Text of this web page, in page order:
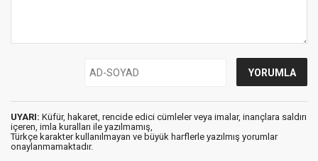
UYARI: Küfür, hakaret, rencide edici cümleler veya imalar, inançlara saldırı
içeren, imla kuralları ile yazılmamış,
Türkçe karakter kullanılmayan ve büyük harflerle yazılmış yorumlar
onaylanmamaktadır.